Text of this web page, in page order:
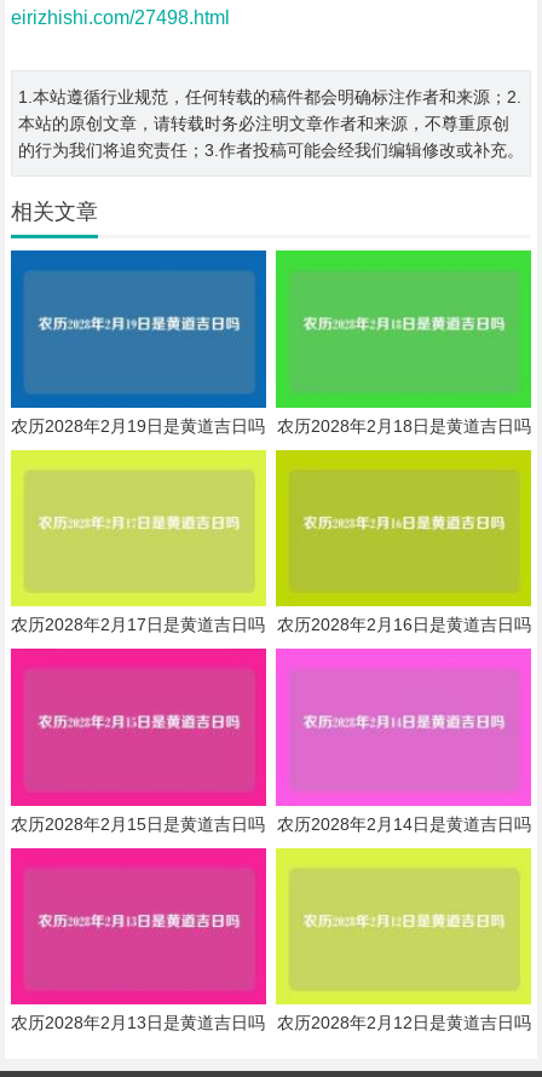
eirizhishi.com/27498.html
1.本站遵循行业规范，任何转载的稿件都会明确标注作者和来源；2.
本站的原创文章，请转载时务必注明文章作者和来源，不尊重原创
的行为我们将追究责任；3.作者投稿可能会经我们编辑修改或补充。
相关文章
农历2028年2月19日是黄道吉日吗 农历2028年2月18日是黄道吉日吗
农历2028年2月17日是黄道吉日吗 农历2028年2月16日是黄道吉日吗
农历2028年2月15日是黄道吉日吗 农历2028年2月14日是黄道吉日吗
农历2028年2月13日是黄道吉日吗 农历2028年2月12日是黄道吉日吗